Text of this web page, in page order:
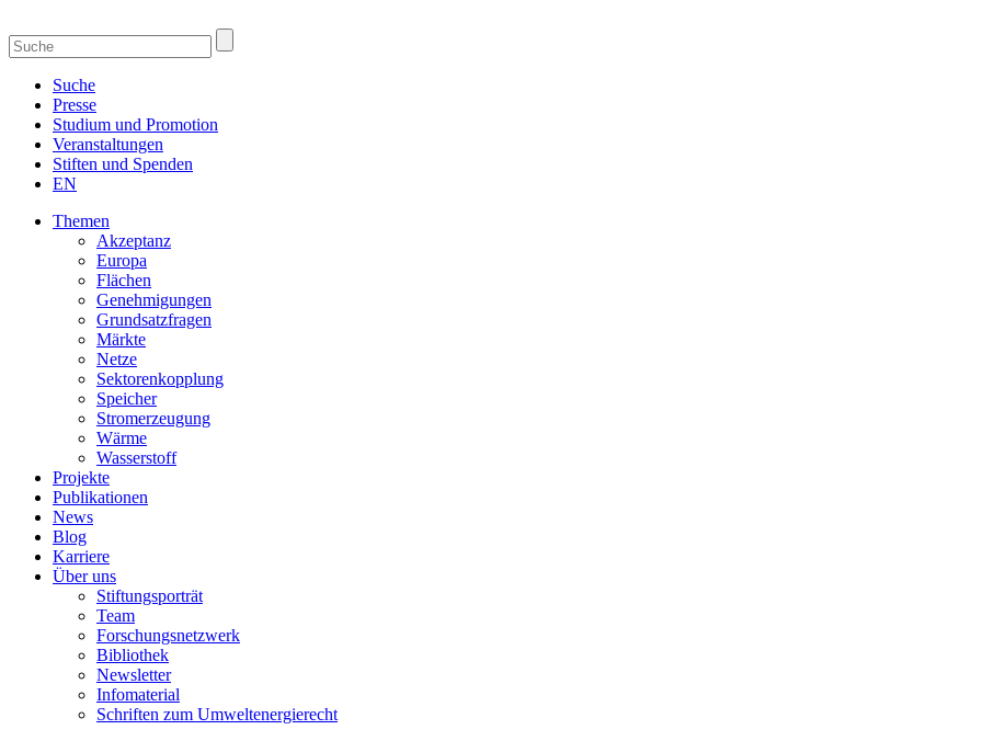
Suche
Presse
Studium und Promotion
Veranstaltungen
Stiften und Spenden
EN
Themen
Akzeptanz
Europa
Flächen
Genehmigungen
Grundsatzfragen
Märkte
Netze
Sektorenkopplung
Speicher
Stromerzeugung
Wärme
Wasserstoff
Projekte
Publikationen
News
Blog
Karriere
Über uns
Stiftungsporträt
Team
Forschungsnetzwerk
Bibliothek
Newsletter
Infomaterial
Schriften zum Umweltenergierecht